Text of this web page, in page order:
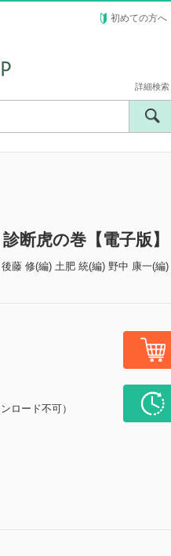
初めての方へ
詳細検索
断虎の巻【電子版】
藤 修(編) 土肥 統(編) 野中 康一(編)
ロード不可）